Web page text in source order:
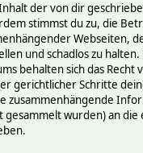
der von dir
stimmst du zu, die
Webseiten,
und schadlos zu halten.
behalten sich das Recht
gerichtlicher Schritte
zusammenhängende
gesammelt wurden) an